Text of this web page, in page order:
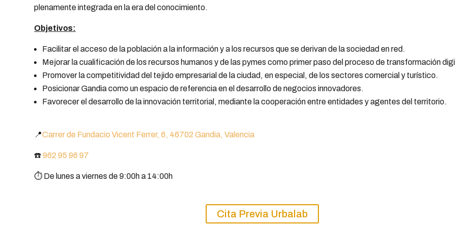
plenamente integrada en la era del conocimiento.
Objetivos:
Facilitar el acceso de la población a la información y a los recursos que se derivan de la sociedad en red.
Mejorar la cualificación de los recursos humanos y de las pymes como primer paso del proceso de transformación
Promover la competitividad del tejido empresarial de la ciudad, en especial, de los sectores comercial y turístico.
Posicionar Gandia como un espacio de referencia en el desarrollo de negocios innovadores.
Favorecer el desarrollo de la innovación territorial, mediante la cooperación entre entidades y agentes del territorio.
📍Carrer de Fundacio Vicent Ferrer, 6, 46702 Gandia, Valencia
☎️962 95 96 97
⏱️ De lunes a viernes de 9:00h a 14:00h
Cita Previa Urbalab